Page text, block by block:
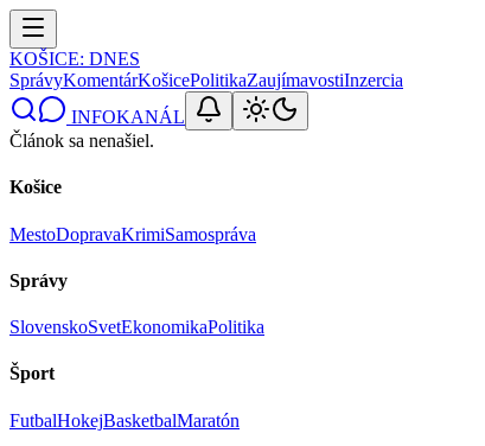
KOŠICE: DNES
SprávyKomentárKošicePolitikaZaujímavostiInzercia
INFOKANÁL
Článok sa nenašiel.
Košice
MestoDopravaKrimiSamospráva
Správy
SlovenskoSvetEkonomikaPolitika
Šport
FutbalHokejBasketbalMaratón